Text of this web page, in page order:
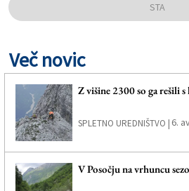
STA
Več novic
Z višine 2300 so ga rešili
SPLETNO UREDNIŠTVO | 6.
V Posočju na vrhuncu